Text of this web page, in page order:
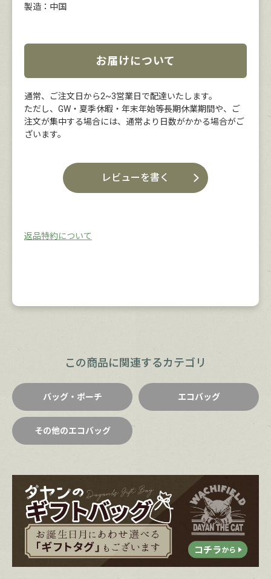
製造：中国
お届けについて
通常、ご注文日から2~3営業日で配達いたします。
ただし、GW・夏季休暇・年末年始等長期休業期間や、ご
注文が集中する場合には、通常より日数がかかる場合がご
ざいます。
レビューを書く
返品特約について
この商品に関連するカテゴリ
バッグ・ポーチ エコバッグ
その他のエコバッグ